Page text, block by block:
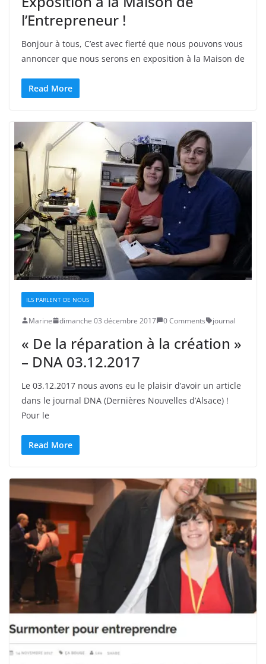
l’Entrepreneur !
Bonjour à tous, C’est avec fierté que nous pouvons vous
annoncer que nous serons en exposition à la Maison de
Read More
ILS PARLENT DE NOUS
Marine dimanche 03 décembre 2017 0 Comments journal
« De la réparation à la création »
– DNA 03.12.2017
Le 03.12.2017 nous avons eu le plaisir d’avoir un article
dans le journal DNA (Dernières Nouvelles d’Alsace) !
Pour le
Read More